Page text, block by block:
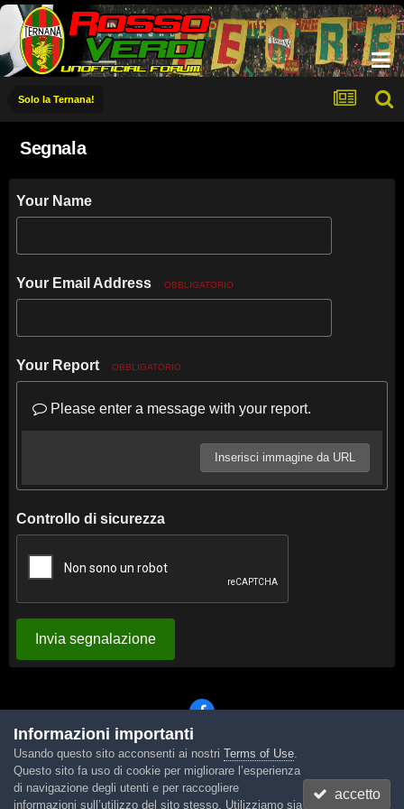
Solo la Ternana!
Segnala
Your Name
Your Email Address OBBLIGATORIO
Your Report OBBLIGATORIO
Please enter a message with your report.
Inserisci immagine da URL
Controllo di sicurezza
Invia segnalazione
Lingua Tema Contattaci Cookies
Powered by Invision Community
Informazioni importanti
Usando questo sito acconsenti ai nostri Terms of Use.
Questo sito fa uso di cookie per migliorare l’esperienza
di navigazione degli utenti e per raccogliere
informazioni sull’utilizzo del sito stesso. Utilizziamo sia
accetto